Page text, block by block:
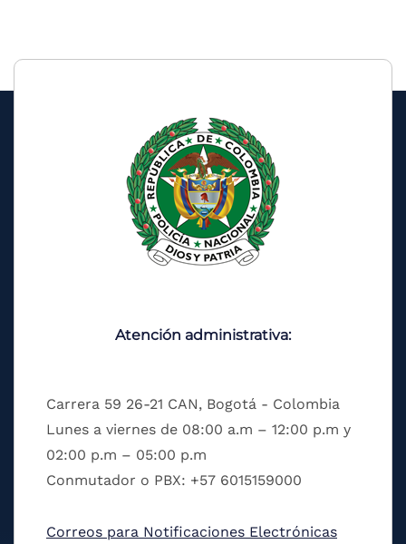
Atención administrativa:
Carrera 59 26-21 CAN, Bogotá - Colombia
Lunes a viernes de 08:00 a.m – 12:00 p.m y
02:00 p.m – 05:00 p.m
Conmutador o PBX: +57 6015159000
Correos para Notificaciones Electrónicas